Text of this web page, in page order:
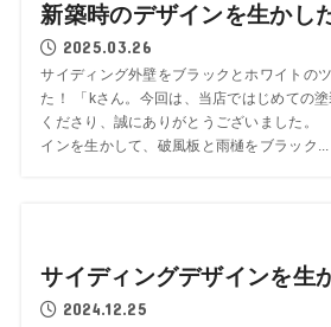
新築時のデザインを生かし
2025.03.26
サイディング外壁をブラックとホワイトの
た！ 「kさん。今回は、当店ではじめての
くださり、誠にありがとうございました
インを生かして、破風板と雨樋をブラック...
サイディングデザインを生
2024.12.25